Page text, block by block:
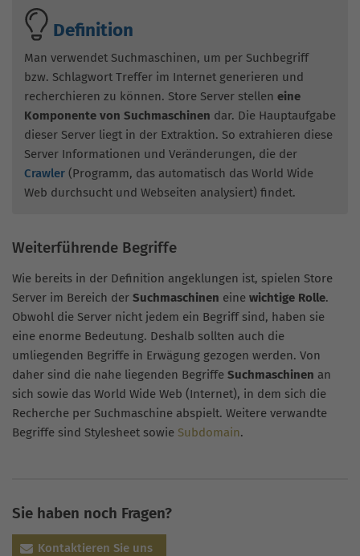
Definition
Man verwendet Suchmaschinen, um per Suchbegriff
bzw. Schlagwort Treffer im Internet generieren und
recherchieren zu können. Store Server stellen eine
Komponente von Suchmaschinen dar. Die Hauptaufgabe
dieser Server liegt in der Extraktion. So extrahieren diese
Server Informationen und Veränderungen, die der
Crawler (Programm, das automatisch das World Wide
Web durchsucht und Webseiten analysiert) findet.
Weiterführende Begriffe
Wie bereits in der Definition angeklungen ist, spielen Store
Server im Bereich der Suchmaschinen eine wichtige Rolle.
Obwohl die Server nicht jedem ein Begriff sind, haben sie
eine enorme Bedeutung. Deshalb sollten auch die
umliegenden Begriffe in Erwägung gezogen werden. Von
daher sind die nahe liegenden Begriffe Suchmaschinen an
sich sowie das World Wide Web (Internet), in dem sich die
Recherche per Suchmaschine abspielt. Weitere verwandte
Begriffe sind Stylesheet sowie Subdomain.
Sie haben noch Fragen?
Kontaktieren Sie uns